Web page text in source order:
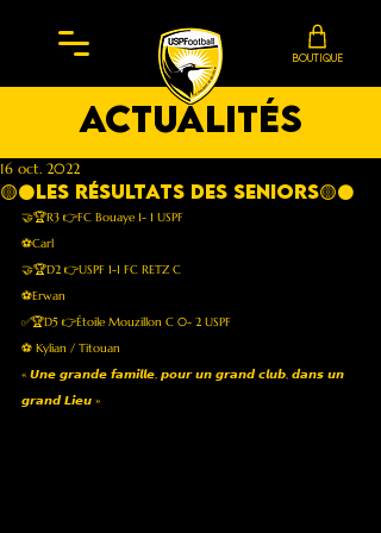
BOUTIQUE
actualités
🟡⚫️les résultats des seniors🟡⚫️
16 oct. 2022
🤝🏆R3 👉FC Bouaye 1- 1 USPF
⚽️Carl
🤝🏆D2 👉USPF 1-1 FC RETZ C
⚽️Erwan
✅🏆D5 👉Étoile Mouzillon C 0- 2 USPF
⚽️ Kylian / Titouan
« 𝙐𝙣𝙚 𝙜𝙧𝙖𝙣𝙙𝙚 𝙛𝙖𝙢𝙞𝙡𝙡𝙚, 𝙥𝙤𝙪𝙧 𝙪𝙣 𝙜𝙧𝙖𝙣𝙙 𝙘𝙡𝙪𝙗, 𝙙𝙖𝙣𝙨 𝙪𝙣
𝙜𝙧𝙖𝙣𝙙 𝙇𝙞𝙚𝙪 »